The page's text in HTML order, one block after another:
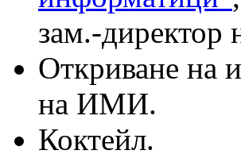
зам.-
Откриване на
на ИМИ.
Коктейл.